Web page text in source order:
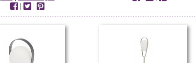
|
|